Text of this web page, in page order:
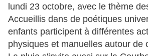
lundi 23 octobre, avec le thème
Accueillis dans de poétiques
enfants participent à différentes
physiques et manuelles autour de